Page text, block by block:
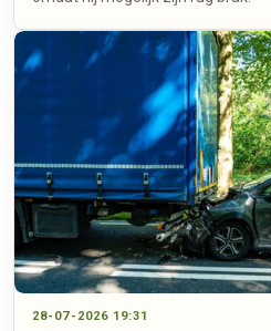
28-07-2026 19:31